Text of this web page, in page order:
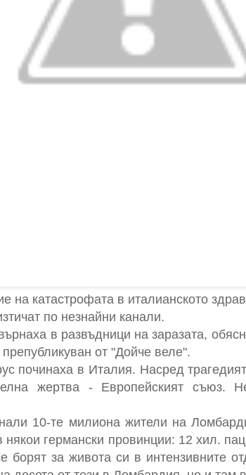
на катастрофата в италианското
по незнайни канали.
в развъдници на заразата,
от "Дойче веле".
починаха в Италия. Насред
жертва - Европейският съюз.
10-те милиона жители на
германски провинции: 12 хил.
борят за живота си в интензивните